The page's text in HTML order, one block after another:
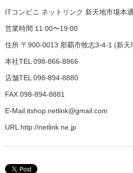
ITコンビニ ネットリンク 新天地市場本
営業時間 11:00〜19:00
住所 〒900-0013 那覇市牧志3-4-1 (新天
本社TEL 098-866-8866
店舗TEL 098-894-8880
FAX 098-894-8881
E-Mail itshop.netlink@gmail.com
URL http://netlink.ne.jp